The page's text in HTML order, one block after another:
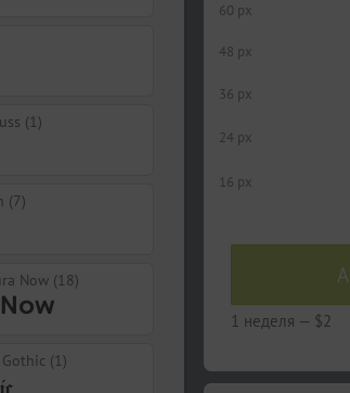
(1)
(7)
Now (18)
(1)
60 px
48 px
36 px
24 px
16 px
1 неделя — $2